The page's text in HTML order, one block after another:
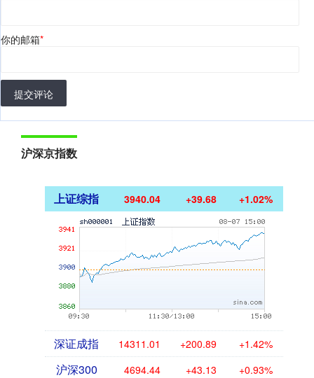
你的邮箱*
提交评论
沪深京指数
上证综指 3940.04 +39.68 +1.02%
深证成指 14311.01 +200.89 +1.42%
沪深300 4694.44 +43.13 +0.93%